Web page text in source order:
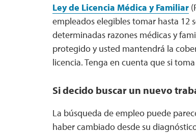
Ley de Licencia Médica y Familiar
empleados elegibles tomar hasta 12
determinadas razones médicas y
protegido y usted mantendrá la
licencia. Tenga en cuenta que si
Si decido buscar un nuevo
La búsqueda de empleo puede
haber cambiado desde su